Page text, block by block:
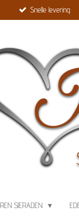
Snelle levering
SIERADEN